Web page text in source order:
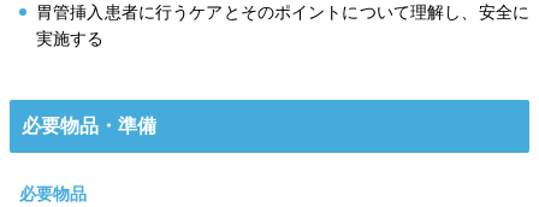
胃管挿入患者に行うケアとそのポイントについて理解し、安全に
実施する
必要物品・準備
必要物品